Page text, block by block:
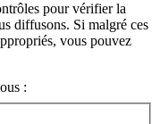
pour vérifier la
diffusons. Si malgré ces
vous pouvez
: